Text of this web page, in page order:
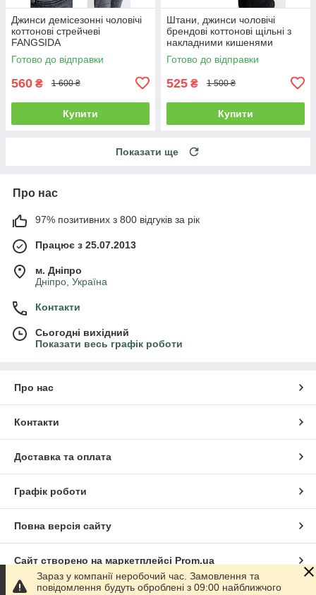
Джинси демісезонні чоловічі
коттонові стрейчеві
FANGSIDA
Готово до відправки
560 ₴ 1 600 ₴
Купити
Штани, джинси чоловічі
брендові коттонові щільні з
накладними кишенями
"карго" MIGACH, Туреччина
Готово до відправки
525 ₴ 1 500 ₴
Купити
Показати ще
Про нас
97% позитивних з 800 відгуків за рік
Працює з 25.07.2013
м. Дніпро
Дніпро, Україна
Контакти
Сьогодні вихідний
Показати весь графік роботи
Про нас
Контакти
Доставка та оплата
Графік роботи
Повна версія сайту
Сайт створено на маркетплейсі Prom.ua
Зараз у компанії неробочий час. Замовлення та
повідомлення будуть оброблені з 09:00 найближчого